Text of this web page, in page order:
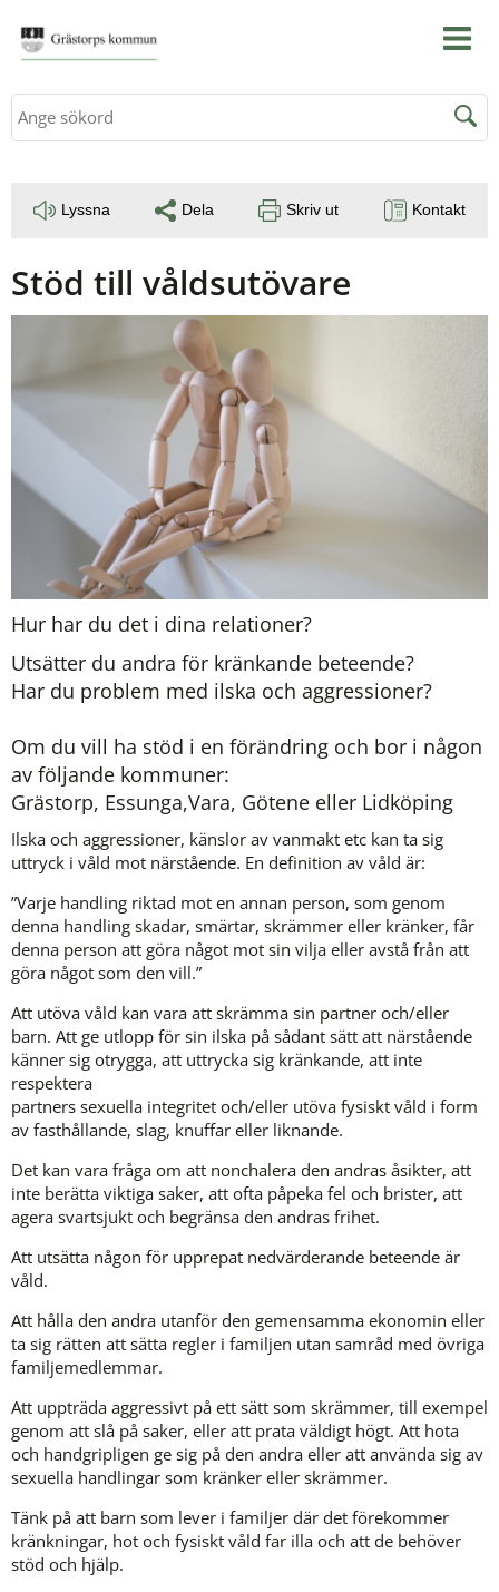
Sök
Lyssna Dela Skriv ut Kontakt
Stöd till våldsutövare
Hur har du det i dina relationer?
Utsätter du andra för kränkande beteende?
Har du problem med ilska och aggressioner?
Om du vill ha stöd i en förändring och bor i någon
av följande kommuner:
Grästorp, Essunga,Vara, Götene eller Lidköping
Ilska och aggressioner, känslor av vanmakt etc kan ta sig
uttryck i våld mot närstående. En definition av våld är:
”Varje handling riktad mot en annan person, som genom
denna handling skadar, smärtar, skrämmer eller kränker, får
denna person att göra något mot sin vilja eller avstå från att
göra något som den vill.”
Att utöva våld kan vara att skrämma sin partner och/eller
barn. Att ge utlopp för sin ilska på sådant sätt att närstående
känner sig otrygga, att uttrycka sig kränkande, att inte
respektera
partners sexuella integritet och/eller utöva fysiskt våld i form
av fasthållande, slag, knuffar eller liknande.
Det kan vara fråga om att nonchalera den andras åsikter, att
inte berätta viktiga saker, att ofta påpeka fel och brister, att
agera svartsjukt och begränsa den andras frihet.
Att utsätta någon för upprepat nedvärderande beteende är
våld.
Att hålla den andra utanför den gemensamma ekonomin eller
ta sig rätten att sätta regler i familjen utan samråd med övriga
familjemedlemmar.
Att uppträda aggressivt på ett sätt som skrämmer, till exempel
genom att slå på saker, eller att prata väldigt högt. Att hota
och handgripligen ge sig på den andra eller att använda sig av
sexuella handlingar som kränker eller skrämmer.
Tänk på att barn som lever i familjer där det förekommer
kränkningar, hot och fysiskt våld far illa och att de behöver
stöd och hjälp.